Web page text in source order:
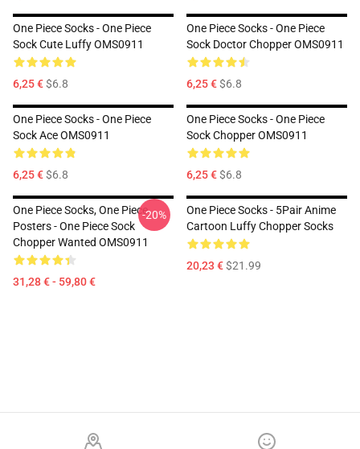
One Piece Socks - One Piece
Sock Cute Luffy OMS0911
6,25 €$6.8
One Piece Socks - One Piece
Sock Doctor Chopper OMS0911
6,25 €$6.8
One Piece Socks - One Piece
Sock Ace OMS0911
6,25 €$6.8
One Piece Socks - One Piece
Sock Chopper OMS0911
6,25 €$6.8
One Piece Socks, One Piece
Posters - One Piece Sock
Chopper Wanted OMS0911
31,28 € - 59,80 €
-20%
One Piece Socks - 5Pair Anime
Cartoon Luffy Chopper Socks
20,23 €$21.99